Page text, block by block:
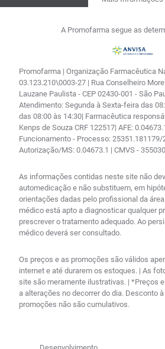
A Promofarma segue as
Promofarma | Organização Farmacêutica
03.123.210\0003-27 | Rua Conselheiro
Lauzane Paulista - CEP 02430-001 - São
Atendimento: Segunda à Sexta-feira das
das 08:00 às 14:30| Farmacêutica
Kenps de Souza CRF 122517| AFE:
Funcionamento - Processo: 25351.181179/
Autorização/MS: 0.04673.1 | CMVS -
As informações contidas neste site não
automedicação e não substituem, em
orientações dadas pelo profissional da
médico está apto a diagnosticar qualquer
prescrever o tratamento adequado. Ao
médico deverá ser consultado.
Os preços e as promoções são válidos
internet e até durarem os estoques. | As
site são meramente ilustrativas. | *Preços
a alterações no decorrer do dia. Desconto
promoções não são cumulativos.